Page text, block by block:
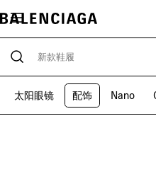
太阳眼镜 配饰 Nano